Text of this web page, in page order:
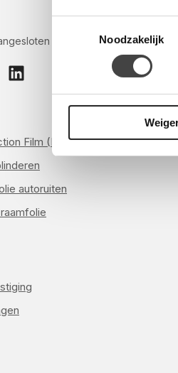
Noodzakelijk
installateurs voor
Film (PPF)
autoruiten